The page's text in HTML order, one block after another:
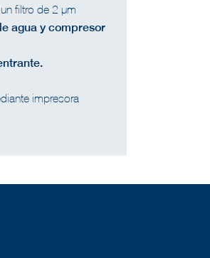
filtro de 2 µm
agua y compresor
impresora